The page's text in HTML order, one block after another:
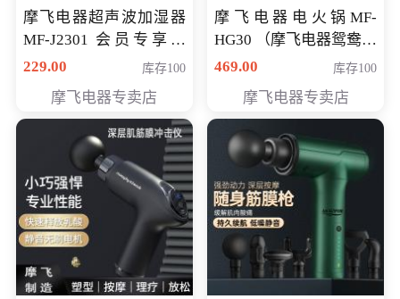
摩飞电器超声波加湿器
MF-J2301 会员专享价
168元
229.00 库存100
摩飞电器专卖店
摩飞电器电火锅MF-
HG30 （摩飞电器鸳鸯锅
MF-HG30 ） 会员专享价
469.00 库存100
摩飞电器专卖店